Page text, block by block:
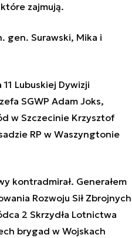
zajmują.
gen. Surawski, Mika i
Lubuskiej Dywizji
SGWP Adam Joks,
w Szczecinie Krzysztof
RP w Waszyngtonie
kontradmirał. Generałem
Rozwoju Sił Zbrojnych
2 Skrzydła Lotnictwa
brygad w Wojskach